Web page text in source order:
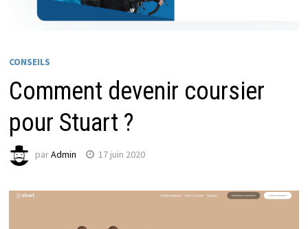
CONSEILS
Comment devenir coursier
pour Stuart ?
parAdmin 17 juin 2020